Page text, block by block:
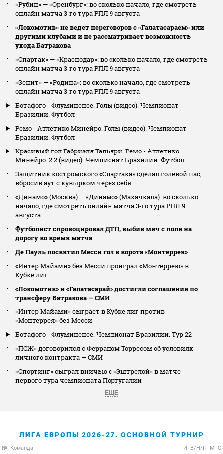
«Рубин» — «Оренбург»: во сколько начало, где смотреть
онлайн матча 3‑го тура РПЛ 9 августа
«Локомотив» не ведет переговоров с «Галатасараем» или
другими клубами и не рассматривает возможность
ухода Батракова
«Спартак» — «Краснодар»: во сколько начало, где смотреть
онлайн матча 3‑го тура РПЛ 9 августа
«Зенит» — «Родина»: во сколько начало, где смотреть
онлайн матча 3‑го тура РПЛ 9 августа
Ботафого - Флуминенсе. Голы (видео). Чемпионат
Бразилии. Футбол
Ремо - Атлетико Минейро. Голы (видео). Чемпионат
Бразилии. Футбол
Красивый гол Габриэля Тальяри. Ремо - Атлетико
Минейро. 2:2 (видео). Чемпионат Бразилии. Футбол
Защитник костромского «Спартака» сделал голевой пас,
вбросив аут с кувырком через себя
«Динамо» (Москва) — «Динамо» (Махачкала): во сколько
начало, где смотреть онлайн матча 3‑го тура РПЛ 9
августа
Футболист спровоцировал ДТП, выбив мяч с поля на
дорогу во время матча
Де Пауль посвятил Месси гол в ворота «Монтеррея»
«Интер Майами» без Месси проиграл «Монтеррею» в
Кубке лиг
«Локомотив» и «Галатасарай» достигли соглашения по
трансферу Батракова — СМИ
«Интер Майами» сыграет в Кубке лиг против
«Монтеррея» без Месси
Ботафого - Флуминенсе. Чемпионат Бразилии. Тур 22
«ПСЖ» договорился с Ферраном Торресом об условиях
личного контракта — СМИ
«Спортинг» сыграл вничью с «Эштрелой» в матче
первого тура чемпионата Португалии
ЕЩЕ
ЛИГА ЕВРОПЫ 2026-27. ОСНОВНОЙ ТУРНИР
№ Команда И В/Н/П М О